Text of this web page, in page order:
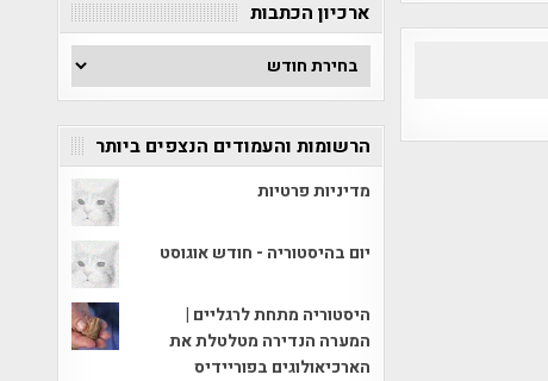
ארכיון הכתבות
ארכיון
הכתבות
הרשומות והעמודים הנצפים ביותר
מדיניות פרטיות
יום בהיסטוריה - חודש אוגוסט
היסטוריה מתחת לרגליים |
המערה הנדירה מטלטלת את
הארכיאולוגים בפוריידיס